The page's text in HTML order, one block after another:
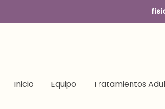
Inicio Equipo Tratamientos